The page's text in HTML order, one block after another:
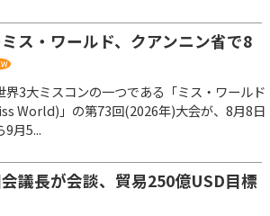
ス・ワールド、クアンニン省で8
界3大ミスコンの一つである「ミス・ワールド
World)」の第73回(2026年)大会が、8月8日
9月5...
議長が会談、貿易250億USD目標